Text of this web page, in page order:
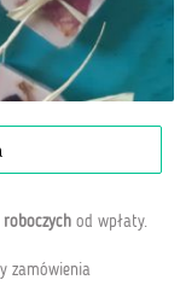
od wpłaty.
zamówienia